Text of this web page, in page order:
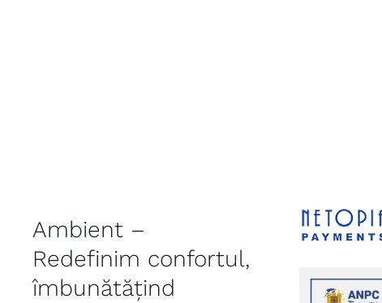
Ambient –
Redefinim confortul,
îmbunătățind